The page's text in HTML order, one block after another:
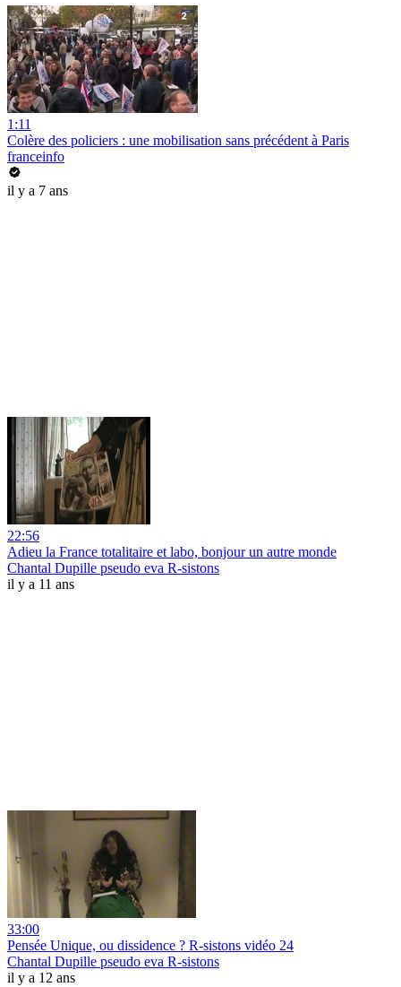
1:11
Colère des policiers : une mobilisation sans précédent à Paris
franceinfo
il y a 7 ans
22:56
Adieu la France totalitaire et labo, bonjour un autre monde
Chantal Dupille pseudo eva R-sistons
il y a 11 ans
33:00
Pensée Unique, ou dissidence ? R-sistons vidéo 24
Chantal Dupille pseudo eva R-sistons
il y a 12 ans